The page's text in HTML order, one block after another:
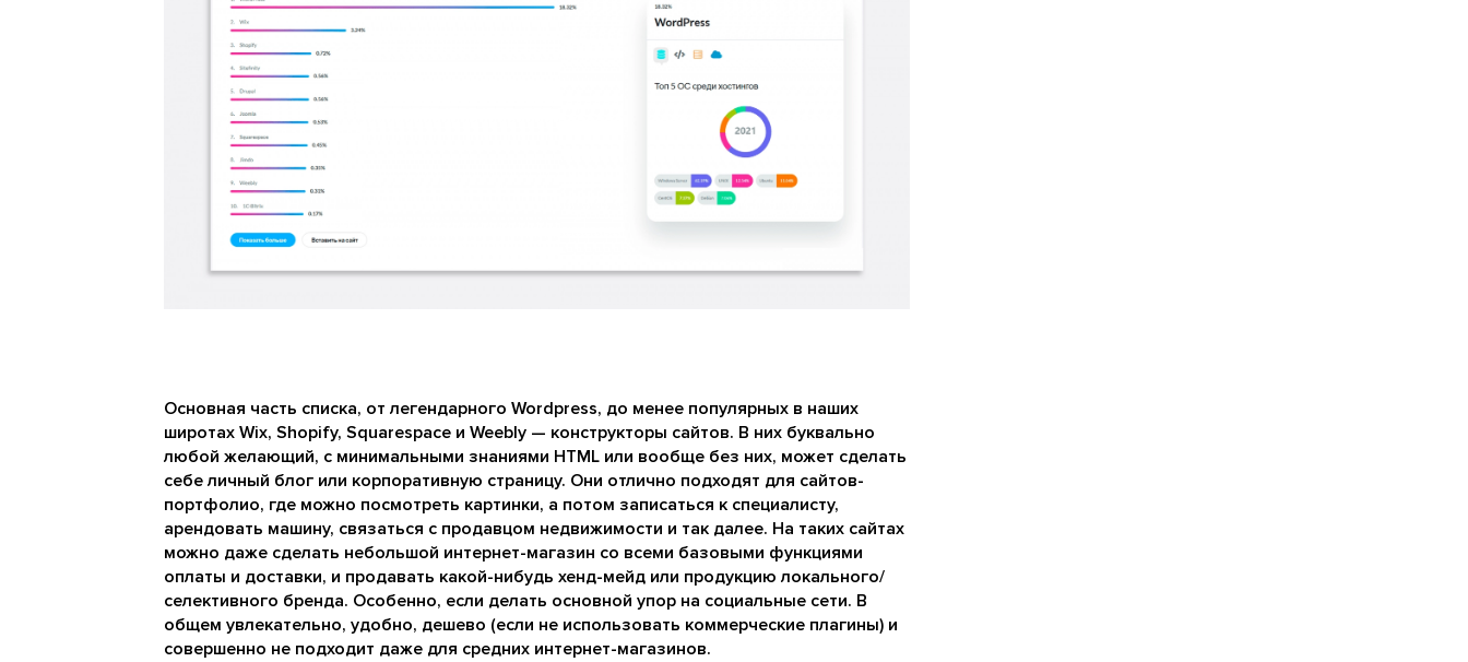
Основная часть списка, от легендарного Wordpress, до менее популярных в наших
широтах Wix, Shopify, Squarespace и Weebly — конструкторы сайтов. В них буквально
любой желающий, с минимальными знаниями HTML или вообще без них, может сделать
себе личный блог или корпоративную страницу. Они отлично подходят для сайтов-
портфолио, где можно посмотреть картинки, а потом записаться к специалисту,
арендовать машину, связаться с продавцом недвижимости и так далее. На таких сайтах
можно даже сделать небольшой интернет-магазин со всеми базовыми функциями
оплаты и доставки, и продавать какой-нибудь хенд-мейд или продукцию локального/
селективного бренда. Особенно, если делать основной упор на социальные сети. В
общем увлекательно, удобно, дешево (если не использовать коммерческие плагины) и
совершенно не подходит даже для средних интернет-магазинов.